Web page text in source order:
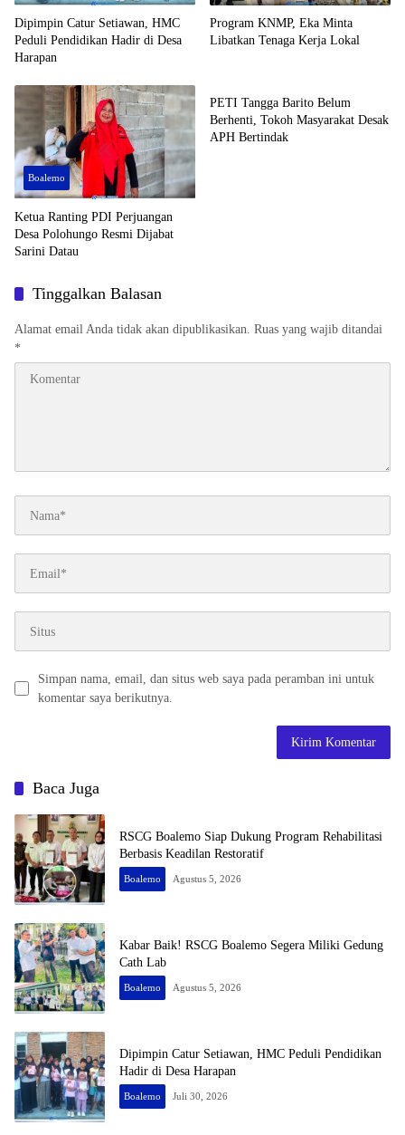
Dipimpin Catur Setiawan, HMC
Peduli Pendidikan Hadir di Desa
Harapan
Program KNMP, Eka Minta
Libatkan Tenaga Kerja Lokal
Boalemo
Ketua Ranting PDI Perjuangan
Desa Polohungo Resmi Dijabat
Sarini Datau
PETI Tangga Barito Belum
Berhenti, Tokoh Masyarakat Desak
APH Bertindak
Tinggalkan Balasan
Alamat email Anda tidak akan dipublikasikan. Ruas yang wajib ditandai
*
Simpan nama, email, dan situs web saya pada peramban ini untuk
komentar saya berikutnya.
Baca Juga
RSCG Boalemo Siap Dukung Program Rehabilitasi
Berbasis Keadilan Restoratif
Boalemo Agustus 5, 2026
Kabar Baik! RSCG Boalemo Segera Miliki Gedung
Cath Lab
Boalemo Agustus 5, 2026
Dipimpin Catur Setiawan, HMC Peduli Pendidikan
Hadir di Desa Harapan
Boalemo Juli 30, 2026